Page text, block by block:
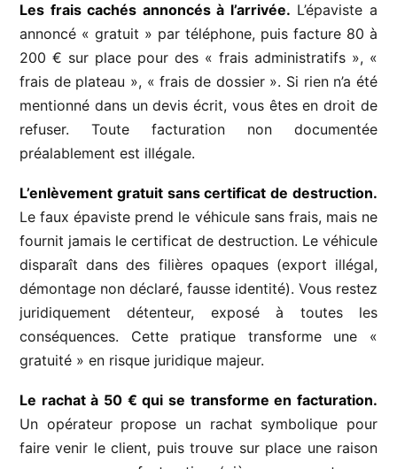
Les frais cachés annoncés à l’arrivée. L’épaviste a
annoncé « gratuit » par téléphone, puis facture 80 à
200 € sur place pour des « frais administratifs », «
frais de plateau », « frais de dossier ». Si rien n’a été
mentionné dans un devis écrit, vous êtes en droit de
refuser. Toute facturation non documentée
préalablement est illégale.
L’enlèvement gratuit sans certificat de destruction.
Le faux épaviste prend le véhicule sans frais, mais ne
fournit jamais le certificat de destruction. Le véhicule
disparaît dans des filières opaques (export illégal,
démontage non déclaré, fausse identité). Vous restez
juridiquement détenteur, exposé à toutes les
conséquences. Cette pratique transforme une «
gratuité » en risque juridique majeur.
Le rachat à 50 € qui se transforme en facturation.
Un opérateur propose un rachat symbolique pour
faire venir le client, puis trouve sur place une raison